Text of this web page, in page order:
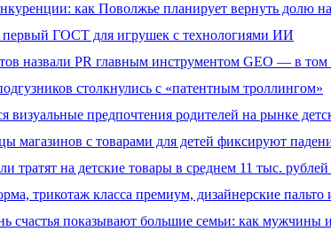
как Поволжье планирует вернуть долю
первый ГОСТ для игрушек с технологиями ИИ
назвали PR главным инструментом GEO — в
столкнулись с «патентным троллингом»
визуальные предпочтения родителей на рынке
магазинов с товарами для детей фиксируют
тратят на детские товары в среднем 11 тыс.
трикотаж класса премиум, дизайнерские
счастья показывают большие семьи: как